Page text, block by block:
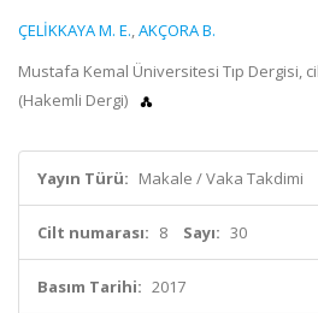
ÇELİKKAYA M. E.,AKÇORA B.
Mustafa Kemal Üniversitesi Tıp Dergisi,
(Hakemli Dergi)
Yayın Türü: Makale / Vaka Takdimi
Cilt numarası: 8 Sayı: 30
Basım Tarihi: 2017